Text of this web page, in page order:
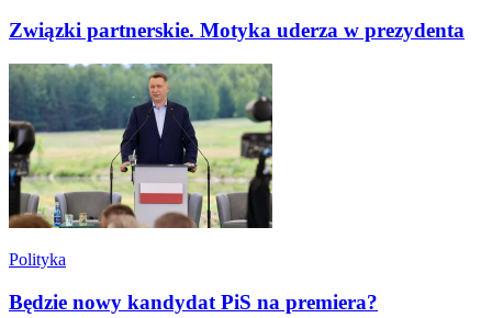
Związki partnerskie. Motyka uderza w prezydenta
Polityka
Będzie nowy kandydat PiS na premiera?